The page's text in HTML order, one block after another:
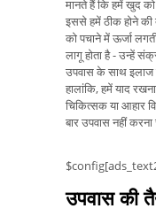
मानते हैं कि हमें खुद
इससे हमें ठीक होने
को पचाने में ऊर्जा
लागू होता है - उन्हें
उपवास के साथ इलाज
हालांकि, हमें याद
चिकित्सक या आहार
बार उपवास नहीं करना
उपवास की